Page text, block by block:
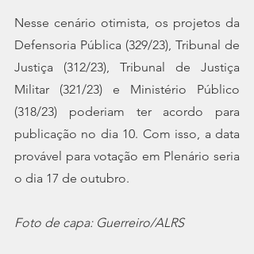
Nesse cenário otimista, os projetos da
Defensoria Pública (329/23), Tribunal de
Justiça (312/23), Tribunal de Justiça
Militar (321/23) e Ministério Público
(318/23) poderiam ter acordo para
publicação no dia 10. Com isso, a data
provável para votação em Plenário seria
o dia 17 de outubro.
Foto de capa: Guerreiro/ALRS